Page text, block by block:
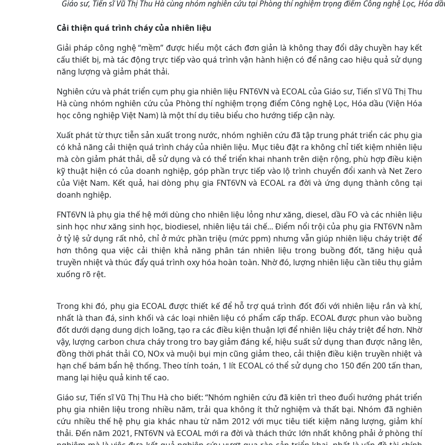
Giáo sư, Tiến sĩ Vũ Thị Thu Hà cùng nhóm nghiên cứu tại Phòng thí nghiệm trọng điểm Công nghệ Lọc, Hóa
Cải thiện quá trình cháy của nhiên liệu
Giải pháp công nghệ “mềm” được hiểu một cách đơn giản là không thay đổi dây chuyền hay kết
cấu thiết bị, mà tác động trực tiếp vào quá trình vận hành hiện có để nâng cao hiệu quả sử dụng
năng lượng và giảm phát thải.
Nghiên cứu và phát triển cụm phụ gia nhiên liệu FNT6VN và ECOAL của Giáo sư, Tiến sĩ Vũ Thị Thu
Hà cùng nhóm nghiên cứu của Phòng thí nghiệm trọng điểm Công nghệ Lọc, Hóa dầu (Viện Hóa
học công nghiệp Việt Nam) là một thí dụ tiêu biểu cho hướng tiếp cận này.
Xuất phát từ thực tiễn sản xuất trong nước, nhóm nghiên cứu đã tập trung phát triển các phụ gia
có khả năng cải thiện quá trình cháy của nhiên liệu. Mục tiêu đặt ra không chỉ tiết kiệm nhiên liệu
mà còn giảm phát thải, dễ sử dụng và có thể triển khai nhanh trên diện rộng, phù hợp điều kiện
kỹ thuật hiện có của doanh nghiệp, góp phần trực tiếp vào lộ trình chuyển đổi xanh và Net Zero
của Việt Nam. Kết quả, hai dòng phụ gia FNT6VN và ECOAL ra đời và ứng dụng thành công tại
doanh nghiệp.
FNT6VN là phụ gia thế hệ mới dùng cho nhiên liệu lỏng như xăng, diesel, dầu FO và các nhiên liệu
sinh học như xăng sinh học, biodiesel, nhiên liệu tái chế... Điểm nổi trội của phụ gia FNT6VN nằm
ở tỷ lệ sử dụng rất nhỏ, chỉ ở mức phần triệu (mức ppm) nhưng vẫn giúp nhiên liệu cháy triệt để
hơn thông qua việc cải thiện khả năng phân tán nhiên liệu trong buồng đốt, tăng hiệu quả
truyền nhiệt và thúc đẩy quá trình oxy hóa hoàn toàn. Nhờ đó, lượng nhiên liệu cần tiêu thụ giảm
xuống rõ rệt.
Trong khi đó, phụ gia ECOAL được thiết kế để hỗ trợ quá trình đốt đối với nhiên liệu rắn và khí,
nhất là than đá, sinh khối và các loại nhiên liệu có phẩm cấp thấp. ECOAL được phun vào buồng
đốt dưới dạng dung dịch loãng, tạo ra các điều kiện thuận lợi để nhiên liệu cháy triệt để hơn. Nhờ
vậy, lượng carbon chưa cháy trong tro bay giảm đáng kể, hiệu suất sử dụng than được nâng lên,
đồng thời phát thải CO, NOx và muội bụi mịn cũng giảm theo, cải thiện điều kiện truyền nhiệt và
hạn chế bám bẩn hệ thống. Theo tính toán, 1 lít ECOAL có thể sử dụng cho 150 đến 200 tấn than,
mang lại hiệu quả kinh tế cao.
Giáo sư, Tiến sĩ Vũ Thị Thu Hà cho biết: “Nhóm nghiên cứu đã kiên trì theo đuổi hướng phát triển
phụ gia nhiên liệu trong nhiều năm, trải qua không ít thử nghiệm và thất bại. Nhóm đã nghiên
cứu nhiều thế hệ phụ gia khác nhau từ năm 2012 với mục tiêu tiết kiệm năng lượng, giảm khí
thải. Đến năm 2021, FNT6VN và ECOAL mới ra đời và thách thức lớn nhất không phải ở phòng thí